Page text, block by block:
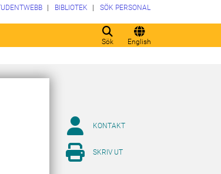
Sök English
BIBLIOTEK SÖK PERSONAL
KONTAKT
SKRIV UT